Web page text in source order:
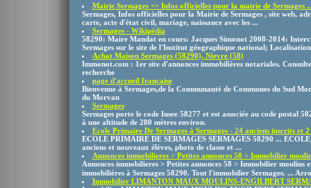
Mairie Sermages => Infos officielles pour la mairie de Sermages
Sermages, Infos officielles pour la Mairie de Sermages , site web,
carte, acte d'état civil, mariage, naissance avec les ...
Sermages - Wikipédia
58290: Maire Mandat en cours: Jacques Simonot 2008-2014:
Sermages sur le site de l'Institut géographique national; Localisation
Achat Maison Sermages (58290), Nievre (58)
Immonot.com : 1er site d'annonces immobilières notariales.
recherche
page d'accueil française
Bienvenue à Sermages,de la Communauté de Communes du Sud
du Morvan
Sermages
Sermages porte le code Insee 58277 et est associée au code postal
à une altitude de 280 mètres environ.
Ecole Primaire De Sermages à Sermages - 24 anciens inscrits et 2
ECOLE PRIMAIRE DE SERMAGES SERMAGES 58290 ...
anciens et nouveaux élèves, photo de classe et ...
Annonces immobilieres > Petites annonces 58 > Immobilier
Annonces immobilieres > Petites annonces 58 > Immobilier moulins
immobilières à Sermages 58290. Tout l'immobilier Sermages. ...
Immobilier LIMANTON MAUX MOULINS-ENGILBERT